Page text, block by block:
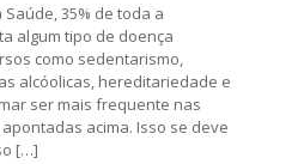
35% de toda a
algum tipo de doença
como sedentarismo,
alcóolicas, hereditariedade e
ser mais frequente nas
acima. Isso se deve
[…]